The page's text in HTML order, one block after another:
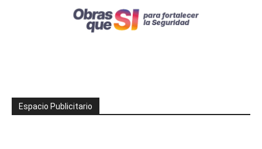
Espacio Publicitario